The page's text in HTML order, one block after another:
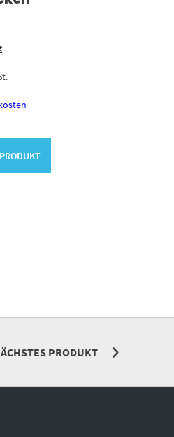
PRODUKT